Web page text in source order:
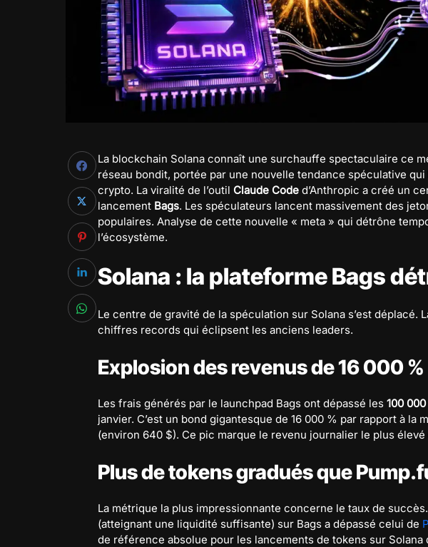
La blockchain Solana connaît une surchauffe spectaculaire ce
réseau bondit, portée par une nouvelle tendance spéculative qui
crypto. La viralité de l’outil Claude Code d’Anthropic a créé un
lancement Bags. Les spéculateurs lancent massivement des
populaires. Analyse de cette nouvelle « meta » qui détrône
l’écosystème.
Solana : la plateforme Bags
Le centre de gravité de la spéculation sur Solana s’est déplacé.
chiffres records qui éclipsent les anciens leaders.
Explosion des revenus de 16 000 %
Les frais générés par le launchpad Bags ont dépassé les 100
janvier. C’est un bond gigantesque de 16 000 % par rapport à la
(environ 640 $). Ce pic marque le revenu journalier le plus
Plus de tokens gradués que
La métrique la plus impressionnante concerne le taux de
(atteignant une liquidité suffisante) sur Bags a dépassé celui de
de référence absolue pour les lancements de tokens sur Solana